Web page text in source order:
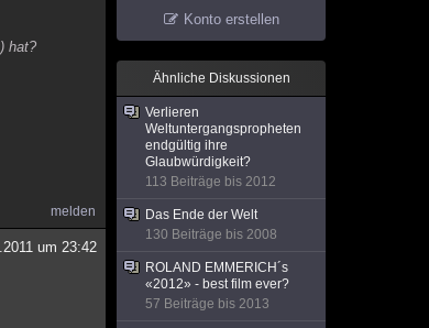
hat?
melden
um 23:42
Konto erstellen
Ähnliche Diskussionen
Verlieren
Weltuntergangspropheten
endgültig ihre
Glaubwürdigkeit?
113 Beiträge bis 2012
Das Ende der Welt
130 Beiträge bis 2008
ROLAND EMMERICH´s
«2012» - best film ever?
57 Beiträge bis 2013